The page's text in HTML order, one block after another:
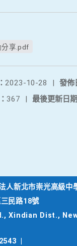
分享.pdf
發佈
2023-10-28
|
最後更新日期
367 |
人新北市崇光高級中
民路18號
Xindian Dist.,